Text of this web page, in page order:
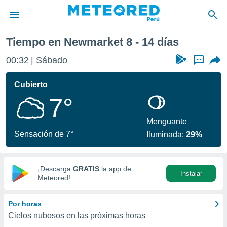
de
ha sido
que se
calidad.
a este
las
y
digital
basada
Tiempo en Newmarket 8 - 14 días
00:32 Sábado ...
Cubierto
7°
Sensación de 7°
Menguante
Iluminada:29%
¡Descarga GRATIS la app de
Meteored!
Instalar
Por horas
Cielos nubosos en las próximas horas